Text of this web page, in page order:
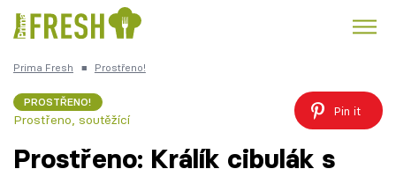
Česká kuchyně
Prima Fresh ■ Prostřeno!
PROSTŘENO!
Prostřeno, soutěžící
Pin it
Prostřeno: Králík cibulák s